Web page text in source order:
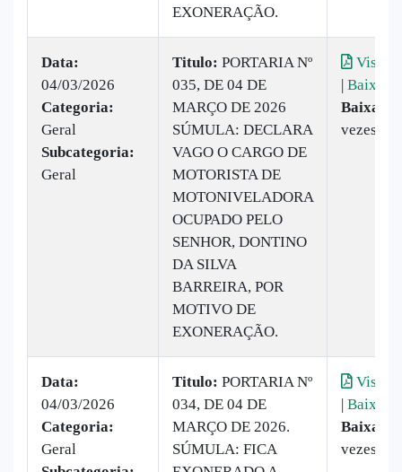
EXONERAÇÃO.
Data:
04/03/2026
Categoria:
Geral
Subcategoria:
Geral
Titulo: PORTARIA Nº
035, DE 04 DE
MARÇO DE 2026
SÚMULA: DECLARA
VAGO O CARGO DE
MOTORISTA DE
MOTONIVELADORA
OCUPADO PELO
SENHOR, DONTINO
DA SILVA
BARREIRA, POR
MOTIVO DE
EXONERAÇÃO.
| Baixar
Baixado:
vezes
Data:
04/03/2026
Categoria:
Geral
Titulo: PORTARIA Nº
034, DE 04 DE
MARÇO DE 2026.
SÚMULA: FICA
| Baixar
Baixado:
vezes